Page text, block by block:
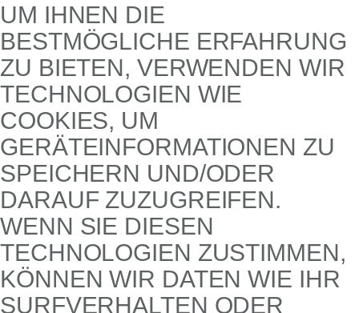
UM IHNEN DIE
BESTMÖGLICHE ERFAHRUNG
ZU BIETEN, VERWENDEN WIR
TECHNOLOGIEN WIE
COOKIES, UM
GERÄTEINFORMATIONEN ZU
SPEICHERN UND/ODER
DARAUF ZUZUGREIFEN.
WENN SIE DIESEN
TECHNOLOGIEN ZUSTIMMEN,
KÖNNEN WIR DATEN WIE IHR
SURFVERHALTEN ODER